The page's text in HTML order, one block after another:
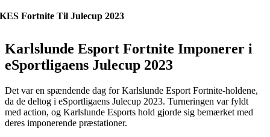
KES Fortnite Til Julecup 2023
Karlslunde Esport Fortnite Imponerer i
eSportligaens Julecup 2023
Det var en spændende dag for Karlslunde Esport Fortnite-holdene,
da de deltog i eSportligaens Julecup 2023. Turneringen var fyldt
med action, og Karlslunde Esports hold gjorde sig bemærket med
deres imponerende præstationer.